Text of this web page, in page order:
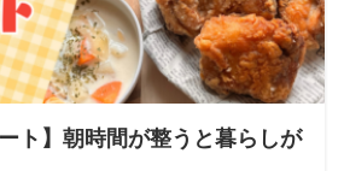
ト】朝時間が整うと暮らしが